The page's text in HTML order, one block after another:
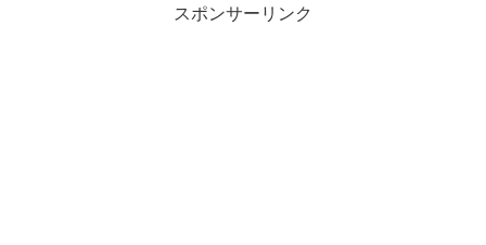
スポンサーリンク